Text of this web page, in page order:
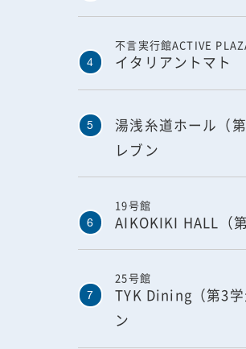
不言実行館ACTIVE
4 イタリアントマト
5
湯浅糸道ホール（
レブン
19号館
6 AIKOKIKI HALL（
25号館
7
TYK Dining（第3
ン